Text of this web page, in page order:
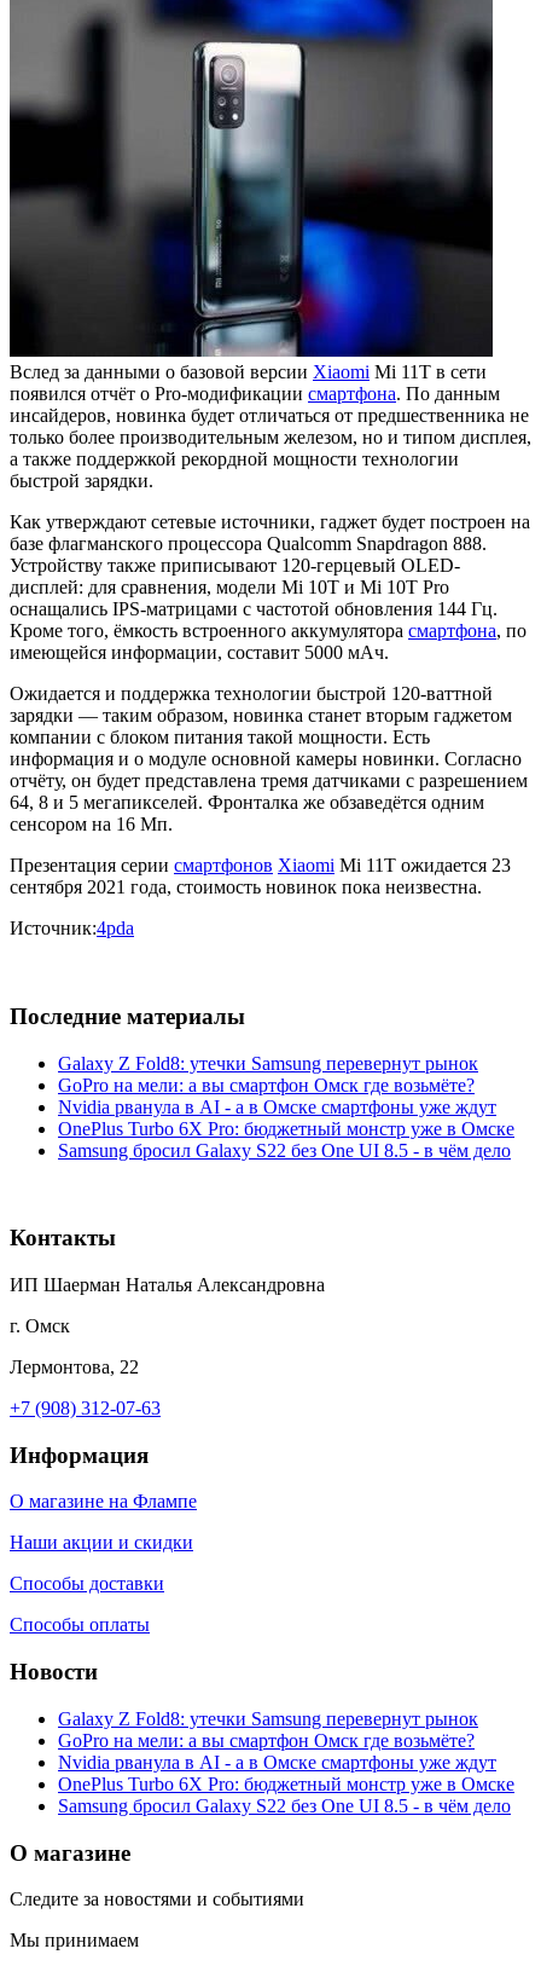
Вслед за данными о базовой версии Xiaomi Mi 11T в сети
появился отчёт о Pro-модификации смартфона. По данным
инсайдеров, новинка будет отличаться от предшественника не
только более производительным железом, но и типом дисплея,
а также поддержкой рекордной мощности технологии
быстрой зарядки.
Как утверждают сетевые источники, гаджет будет построен на
базе флагманского процессора Qualcomm Snapdragon 888.
Устройству также приписывают 120-герцевый OLED-
дисплей: для сравнения, модели Mi 10T и Mi 10T Pro
оснащались IPS-матрицами с частотой обновления 144 Гц.
Кроме того, ёмкость встроенного аккумулятора смартфона, по
имеющейся информации, составит 5000 мАч.
Ожидается и поддержка технологии быстрой 120-ваттной
зарядки — таким образом, новинка станет вторым гаджетом
компании с блоком питания такой мощности. Есть
информация и о модуле основной камеры новинки. Согласно
отчёту, он будет представлена тремя датчиками с разрешением
64, 8 и 5 мегапикселей. Фронталка же обзаведётся одним
сенсором на 16 Мп.
Презентация серии смартфонов Xiaomi Mi 11T ожидается 23
сентября 2021 года, стоимость новинок пока неизвестна.
Источник:4pda
Последние материалы
Galaxy Z Fold8: утечки Samsung перевернут рынок
GoPro на мели: а вы смартфон Омск где возьмёте?
Nvidia рванула в AI - а в Омске смартфоны уже ждут
OnePlus Turbo 6X Pro: бюджетный монстр уже в Омске
Samsung бросил Galaxy S22 без One UI 8.5 - в чём дело
Контакты
ИП Шаерман Наталья Александровна
г. Омск
Лермонтова, 22
+7 (908) 312-07-63
Информация
О магазине на Флампе
Наши акции и скидки
Способы доставки
Способы оплаты
Новости
Galaxy Z Fold8: утечки Samsung перевернут рынок
GoPro на мели: а вы смартфон Омск где возьмёте?
Nvidia рванула в AI - а в Омске смартфоны уже ждут
OnePlus Turbo 6X Pro: бюджетный монстр уже в Омске
Samsung бросил Galaxy S22 без One UI 8.5 - в чём дело
О магазине
Следите за новостями и событиями
Мы принимаем